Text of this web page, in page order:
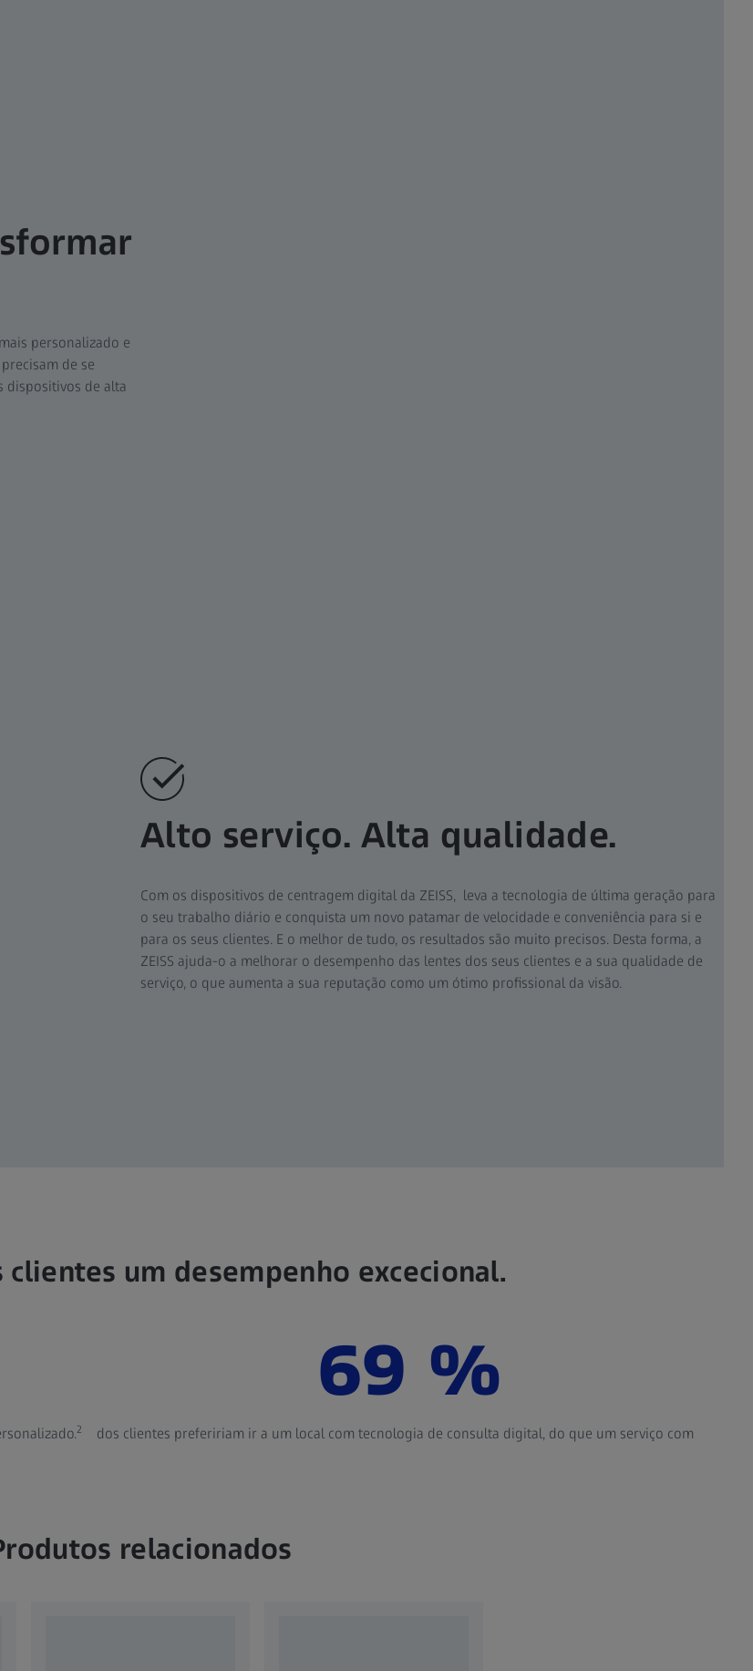
personalizado e
de se
dispositivos de alta
Alto serviço. Alta qualidade.
Com os dispositivos de centragem digital da ZEISS, leva a tecnologia de última geração para
o seu trabalho diário e conquista um novo patamar de velocidade e conveniência para si e
para os seus clientes. E o melhor de tudo, os resultados são muito precisos. Desta forma, a
ZEISS ajuda-o a melhorar o desempenho das lentes dos seus clientes e a sua qualidade de
serviço, o que aumenta a sua reputação como um ótimo profissional da visão.
clientes um desempenho excecional.
2
69 %
dos clientes prefeririam ir a um local com tecnologia de consulta digital, do que um serviço comum.
relacionados